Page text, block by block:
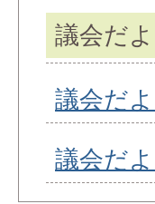
議会だ
議会だ
議会だ